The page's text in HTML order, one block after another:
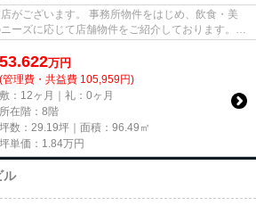
がございます。 事務所物件をはじめ、飲食・美
ーズに応じて店舗物件をご紹介しております。
...
53.622万円
(管理費・共益費 105,959円)
敷：12ヶ月｜礼：0ヶ月
所在階：8階
坪数：29.19坪｜面積：96.49㎡
坪単価： 1.84万円
ル